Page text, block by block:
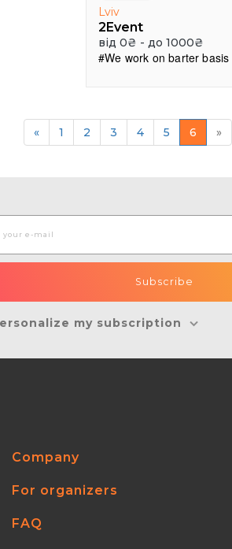
Lviv
2Event
від 0₴ - до 1000₴
#We work on barter basis
« 1 2 3 4 5 6 »
my subscription
Company
For organizers
FAQ